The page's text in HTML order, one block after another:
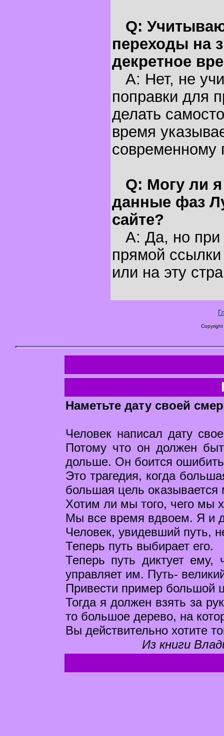
Q:
переходы на
декретное
A: Нет, не
поправки для
делать
время
современному
Q: Могу ли
данные фаз
сайте?
A: Да, но при
прямой
или на эту
Наметьте дату своей
Человек написал дату
Потому что он должен
дольше. Он боится
Это трагедия, когда
большая цель
Хотим ли мы того, чего мы
Мы все время вдвоем. Я и
Человек, увидевший путь,
Теперь путь выбирает его.
Теперь путь диктует ему,
управляет им. Путь-
Привести пример большой
Тогда я должен взять за
то большое дерево, на
Вы действительно хотите
Из книги